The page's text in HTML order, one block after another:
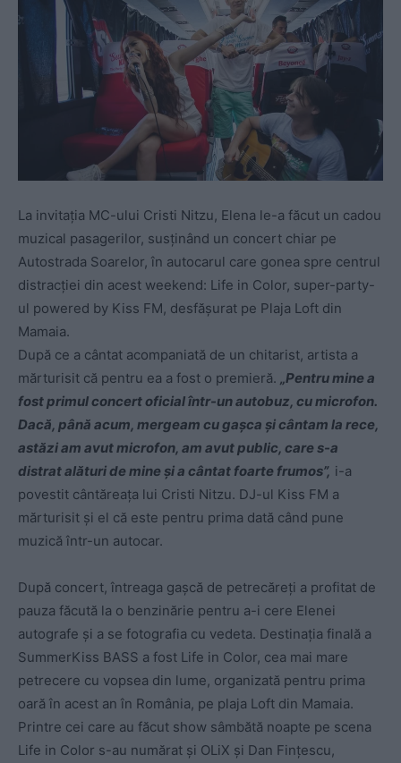
La invitația MC-ului Cristi Nitzu, Elena le-a făcut un cadou
muzical pasagerilor, susținând un concert chiar pe
Autostrada Soarelor, în autocarul care gonea spre centrul
distracției din acest weekend: Life in Color, super-party-
ul powered by Kiss FM, desfășurat pe Plaja Loft din
Mamaia.
După ce a cântat acompaniată de un chitarist, artista a
mărturisit că pentru ea a fost o premieră. „Pentru mine a
fost primul concert oficial într-un autobuz, cu microfon.
Dacă, până acum, mergeam cu gașca și cântam la rece,
astăzi am avut microfon, am avut public, care s-a
distrat alături de mine și a cântat foarte frumos”, i-a
povestit cântăreața lui Cristi Nitzu. DJ-ul Kiss FM a
mărturisit și el că este pentru prima dată când pune
muzică într-un autocar.
După concert, întreaga gașcă de petrecăreți a profitat de
pauza făcută la o benzinărie pentru a-i cere Elenei
autografe și a se fotografia cu vedeta. Destinația finală a
SummerKiss BASS a fost Life in Color, cea mai mare
petrecere cu vopsea din lume, organizată pentru prima
oară în acest an în România, pe plaja Loft din Mamaia.
Printre cei care au făcut show sâmbătă noapte pe scena
Life in Color s-au numărat și OLiX și Dan Fințescu,